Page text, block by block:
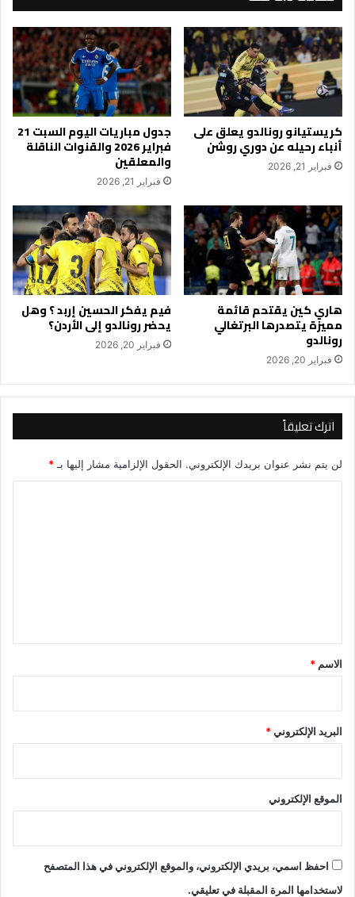
كريستيانو رونالدو يعلق على
أنباء رحيله عن دوري روشن
فبراير 21, 2026
جدول مباريات اليوم السبت 21
فبراير 2026 والقنوات الناقلة
والمعلقين
فبراير 21, 2026
هاري كين يقتحم قائمة
مميزة يتصدرها البرتغالي
رونالدو
فبراير 20, 2026
فيم يفكر الحسين إربد ؟ وهل
يحضر رونالدو إلى الأردن؟
فبراير 20, 2026
اترك تعليقاً
لن يتم نشر عنوان بريدك الإلكتروني. الحقول الإلزامية مشار إليها بـ *
*
الاسم *
البريد الإلكتروني*
الموقع الإلكتروني
احفظ اسمي، بريدي الإلكتروني، والموقع الإلكتروني في هذا المتصفح
لاستخدامها المرة المقبلة في تعليقي.